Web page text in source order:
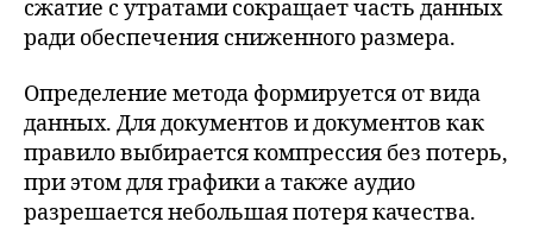
сжатие с утратами сокращает часть данных
ради обеспечения сниженного размера.
Определение метода формируется от вида
данных. Для документов и документов как
правило выбирается компрессия без потерь,
при этом для графики а также аудио
разрешается небольшая потеря качества.